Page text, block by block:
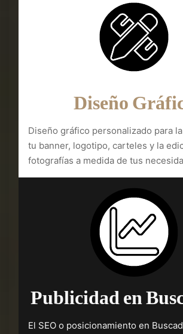
Diseño
Diseño gráfico personalizado para
tu banner, logotipo, carteles y la
fotografías a medida de tus
Publicidad en
El SEO o posicionamiento en